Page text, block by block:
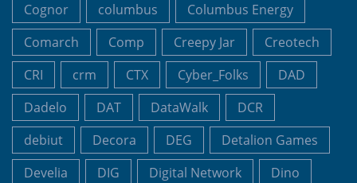
Cognor
columbus
Columbus Energy
Comarch
Comp Creepy Jar
Creotech
CRI
crm CTX Cyber_Folks
DAD
Dadelo
DAT DataWalk
DCR
debiut
Decora DEG
Detalion Games
Develia
DIG Digital Network
Dino